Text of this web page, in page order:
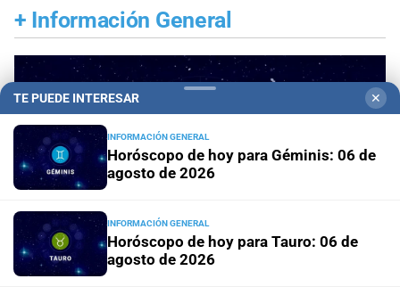
+ Información General
TE PUEDE INTERESAR ✕
INFORMACIÓN GENERAL
Horóscopo de hoy para Géminis: 06 de
agosto de 2026
INFORMACIÓN GENERAL
Horóscopo de hoy para Tauro: 06 de
agosto de 2026